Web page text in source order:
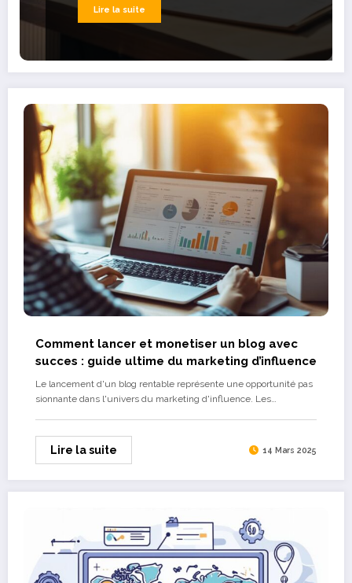
Lire la suite
Comment lancer et monetiser un blog avec
succes : guide ultime du marketing d’influence
Le lancement d'un blog rentable représente une opportunité pas
sionnante dans l'univers du marketing d'influence. Les…
Lire la suite 14 Mars 2025